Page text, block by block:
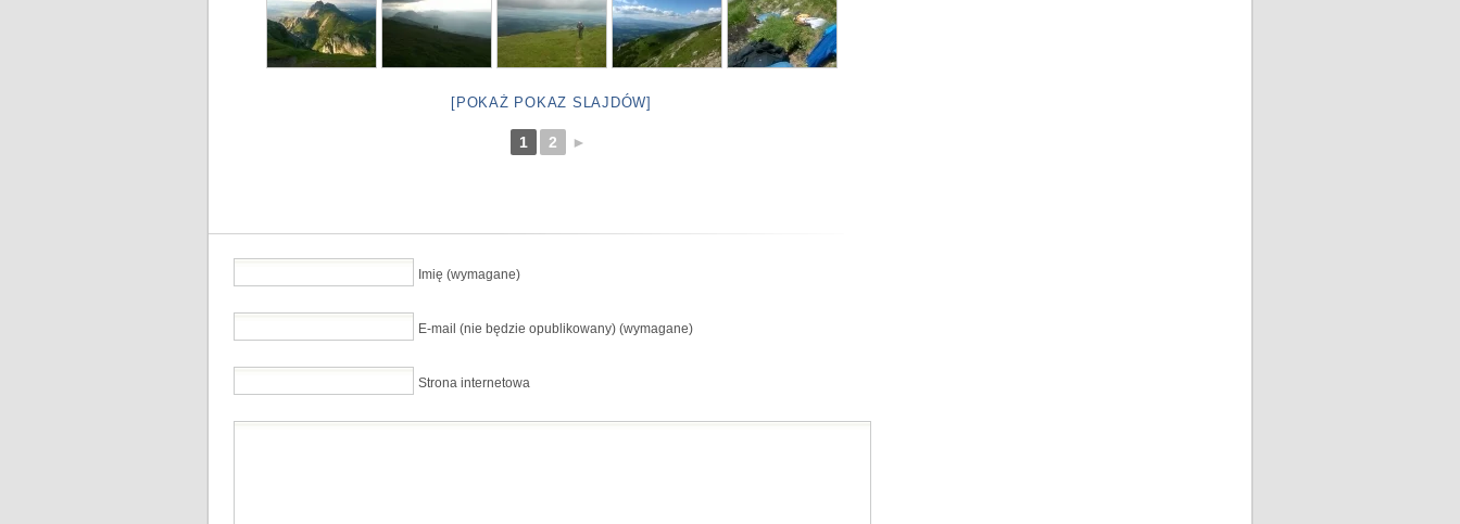
[POKAŻ POKAZ SLAJDÓW]
1 2 ►
Imię (wymagane)
E-mail (nie będzie opublikowany) (wymagane)
Strona internetowa